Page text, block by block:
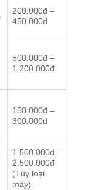
200.000đ –
450.000đ
500.000đ –
1.200.000đ
150.000đ –
300.000đ
1.500.000đ –
2.500.000đ
(Tùy loại
máy)